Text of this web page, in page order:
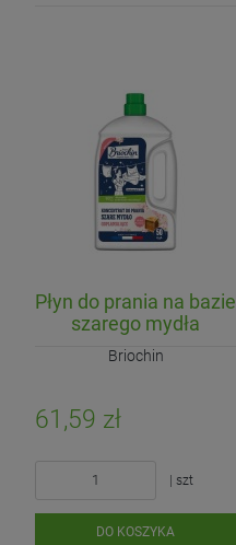
Płyn do prania na bazie
szarego mydła
Kwiatowy (koncentrat)
2,27L (50 prań)
Briochin
61,59 zł
| szt
DO KOSZYKA